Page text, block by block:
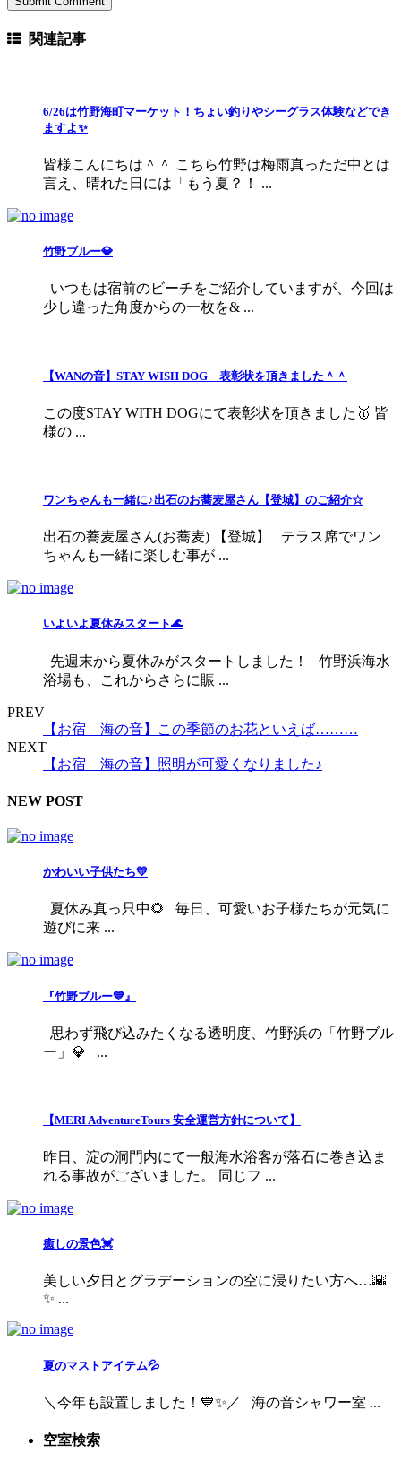
関連記事
6/26は竹野海町マーケット！ちょい釣りやシーグラス体験などでき
ますよ✨
皆様こんにちは＾＾ こちら竹野は梅雨真っただ中とは
言え、晴れた日には「もう夏？！ ...
竹野ブルー💎
いつもは宿前のビーチをご紹介していますが、今回は
少し違った角度からの一枚を& ...
【WANの音】STAY WISH DOG 表彰状を頂きました＾＾
この度STAY WITH DOGにて表彰状を頂きました🥇 皆
様の ...
ワンちゃんも一緒に♪出石のお蕎麦屋さん【登城】のご紹介☆
出石の蕎麦屋さん(お蕎麦) 【登城】 テラス席でワン
ちゃんも一緒に楽しむ事が ...
いよいよ夏休みスタート🌊
先週末から夏休みがスタートしました！ 竹野浜海水
浴場も、これからさらに賑 ...
PREV
【お宿 海の音】この季節のお花といえば………
NEXT
【お宿 海の音】照明が可愛くなりました♪
NEW POST
かわいい子供たち💛
夏休み真っ只中🌻 毎日、可愛いお子様たちが元気に
遊びに来 ...
『竹野ブルー💙』
思わず飛び込みたくなる透明度、竹野浜の「竹野ブル
ー」💎 ...
【MERI AdventureTours 安全運営方針について】
昨日、淀の洞門内にて一般海水浴客が落石に巻き込ま
れる事故がございました。 同じフ ...
癒しの景色💓
美しい夕日とグラデーションの空に浸りたい方へ…🌇
✨ ...
夏のマストアイテム💦
＼今年も設置しました！💙✨／ 海の音シャワー室 ...
空室検索